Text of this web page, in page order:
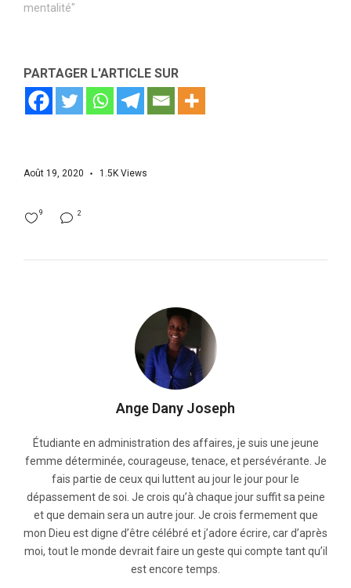
mentalité"
PARTAGER L'ARTICLE SUR
Août 19, 2020 1.5K Views
2
9
Ange Dany Joseph
Étudiante en administration des affaires, je suis une jeune
femme déterminée, courageuse, tenace, et persévérante. Je
fais partie de ceux qui luttent au jour le jour pour le
dépassement de soi. Je crois qu’à chaque jour suffit sa peine
et que demain sera un autre jour. Je crois fermement que
mon Dieu est digne d’être célébré et j’adore écrire, car d’après
moi, tout le monde devrait faire un geste qui compte tant qu’il
est encore temps.